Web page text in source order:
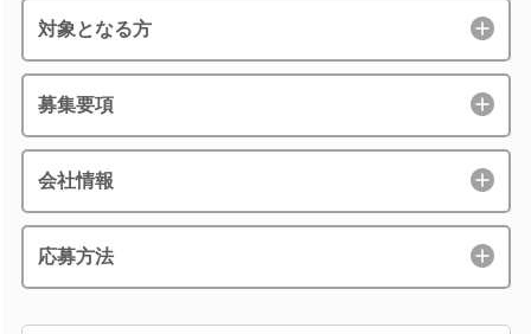
対象となる方
募集要項
会社情報
応募方法